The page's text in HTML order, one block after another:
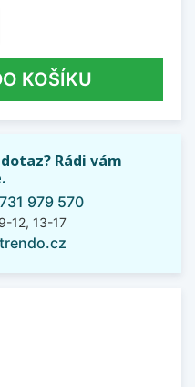
KOŠÍKU
Rádi vám
979 570
12, 13-17